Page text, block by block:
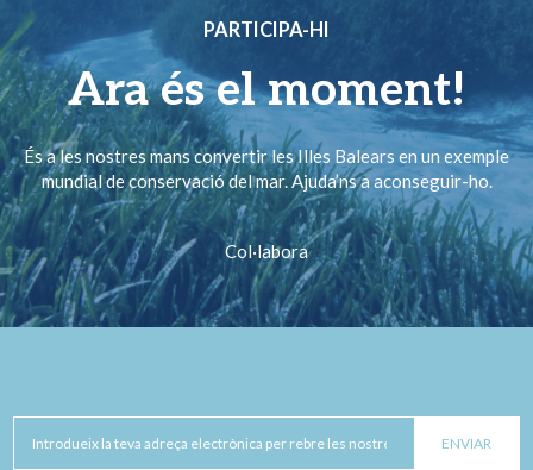
PARTICIPA-HI
Ara és el moment!
És a les nostres mans convertir les Illes Balears en un exemple
mundial de conservació del mar. Ajuda’ns a aconseguir-ho.
Col·labora